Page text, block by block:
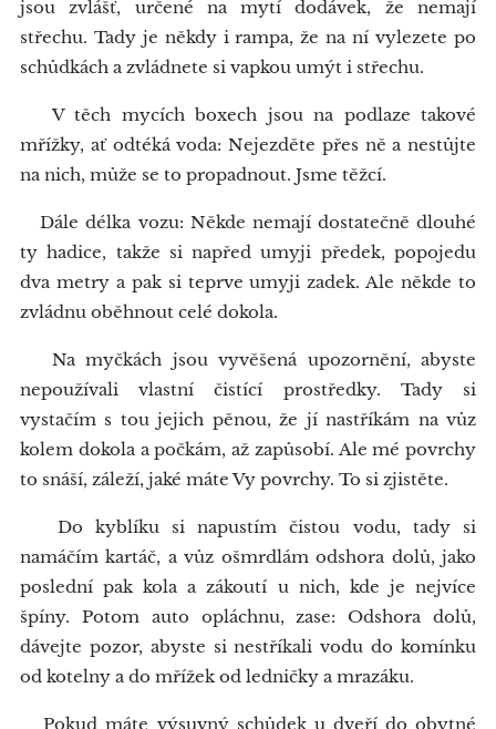
jsou zvlášť, určené na mytí dodávek, že nemají
střechu. Tady je někdy i rampa, že na ní vylezete po
schůdkách a zvládnete si vapkou umýt i střechu.
V těch mycích boxech jsou na podlaze takové
mřížky, ať odtéká voda: Nejezděte přes ně a nestůjte
na nich, může se to propadnout. Jsme těžcí.
Dále délka vozu: Někde nemají dostatečně dlouhé
ty hadice, takže si napřed umyji předek, popojedu
dva metry a pak si teprve umyji zadek. Ale někde to
zvládnu oběhnout celé dokola.
Na myčkách jsou vyvěšená upozornění, abyste
nepoužívali vlastní čistící prostředky. Tady si
vystačím s tou jejich pěnou, že jí nastříkám na vůz
kolem dokola a počkám, až zapůsobí. Ale mé povrchy
to snáší, záleží, jaké máte Vy povrchy. To si zjistěte.
Do kyblíku si napustím čistou vodu, tady si
namáčím kartáč, a vůz ošmrdlám odshora dolů, jako
poslední pak kola a zákoutí u nich, kde je nejvíce
špíny. Potom auto opláchnu, zase: Odshora dolů,
dávejte pozor, abyste si nestříkali vodu do komínku
od kotelny a do mřížek od ledničky a mrazáku.
Pokud máte výsuvný schůdek u dveří do obytné